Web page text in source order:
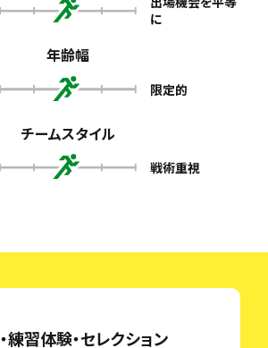
に
年齢幅
限定的
チームスタイル
戦術重視
練習体験・セレクション